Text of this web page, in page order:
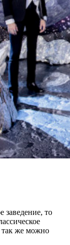
заведение, то
так же можно